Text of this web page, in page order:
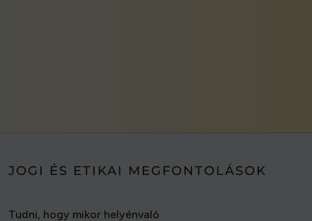
JOGI ÉS ETIKAI MEGFONTOLÁSOK
Tudni, hogy mikor helyénvaló